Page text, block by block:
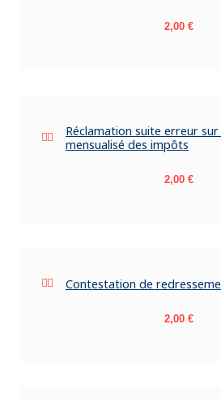
Prix
2,00 €
Réclamation suite erreur
mensualisé des impôts
Prix
2,00 €
Contestation de
Prix
2,00 €